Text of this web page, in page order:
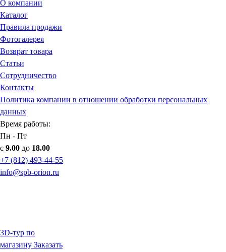
О компании
Каталог
Правила продажи
Фотогалерея
Возврат товара
Статьи
Сотрудничество
Контакты
Политика компании в отношении обработки персональных
данных
Время работы:
Пн - Пт
с 9.00 до 18.00
+7 (812) 493-44-55
info@spb-orion.ru
3D-тур по
магазину Заказать